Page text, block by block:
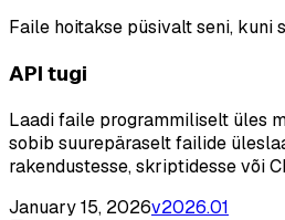
Faile hoitakse püsivalt seni, kuni
API tugi
Laadi faile programmiliselt üles
sobib suurepäraselt failide
rakendustesse, skriptidesse või
January 15, 2026v2026.01